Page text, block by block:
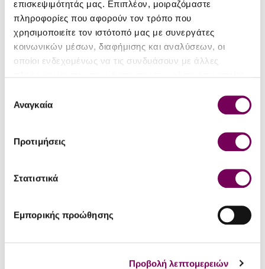
επισκεψιμότητάς μας. Επιπλέον, μοιραζόμαστε
πληροφορίες που αφορούν τον τρόπο που
χρησιμοποιείτε τον ιστότοπό μας με συνεργάτες
κοινωνικών μέσων, διαφήμισης και αναλύσεων, οι
οποίοι ενδεχομένως να τις συνδυάσουν με άλλες
των υπηρεσιών τους.
συγκατάθεσης
Αναγκαία
Προτιμήσεις
Στατιστικά
Εμπορικής προώθησης
Προβολή λεπτομερειών
Λευκά Κρασιά